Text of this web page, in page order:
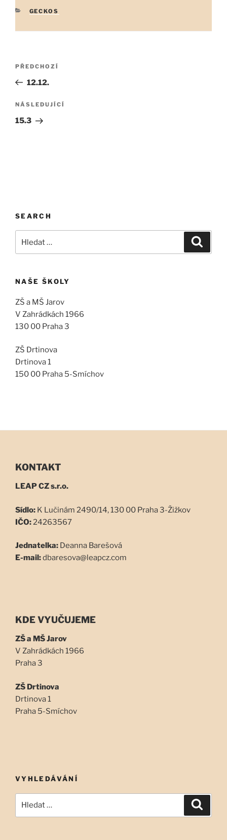
RUBRIKY
GECKOS
Navigace
příspěvek
Předchozí
příspěvek
PŘEDCHOZÍ
12.12.
Následující
příspěvek
NÁSLEDUJÍCÍ
15.3
SEARCH
NAŠE ŠKOLY
ZŠ a MŠ Jarov
V Zahrádkách 1966
130 00 Praha 3
ZŠ Drtinova
Drtinova 1
150 00 Praha 5-Smíchov
KONTAKT
LEAP CZ s.r.o.
Sídlo: K Lučinám 2490/14, 130 00 Praha 3-Žižkov
IČO:24263567
Jednatelka: Deanna Barešová
E-mail:dbaresova@leapcz.com
KDE VYUČUJEME
ZŠ a MŠ Jarov
V Zahrádkách 1966
Praha 3
ZŠ Drtinova
Drtinova 1
Praha 5-Smíchov
VYHLEDÁVÁNÍ